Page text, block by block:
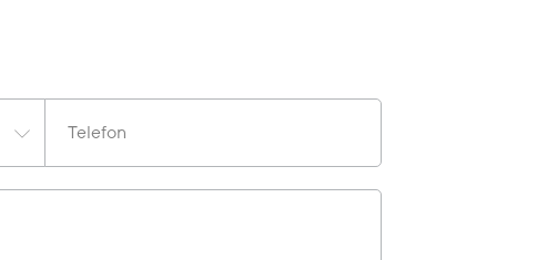
Telefon